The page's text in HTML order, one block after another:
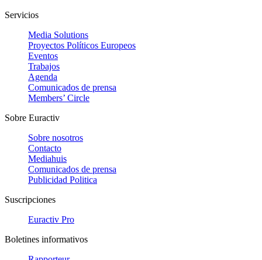
Servicios
Media Solutions
Proyectos Políticos Europeos
Eventos
Trabajos
Agenda
Comunicados de prensa
Members’ Circle
Sobre Euractiv
Sobre nosotros
Contacto
Mediahuis
Comunicados de prensa
Publicidad Politica
Suscripciones
Euractiv Pro
Boletines informativos